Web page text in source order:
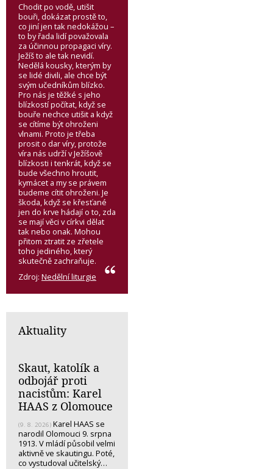
Chodit po vodě, utišit
bouři, dokázat prostě to,
co jiní jen tak nedokážou –
to by řada lidí považovala
za účinnou propagaci víry.
Ježíš to ale tak nevidí.
Nedělá kousky, kterým by
se lidé divili, ale chce být
svým učedníkům blízko.
Pro nás je těžké s jeho
blízkostí počítat, když se
bouře nechce utišit a když
se cítíme být ohroženi
vlnami. Proto je třeba
prosit o dar víry, protože
víra nás udrží v Ježíšově
blízkosti i tenkrát, když se
bude všechno hroutit,
kymácet a my se právem
budeme cítit ohroženi. Je
škoda, když se křesťané
jen do krve hádají o to, zda
se mají věci v církvi dělat
tak nebo onak. Mohou
přitom ztratit ze zřetele
toho jediného, který
skutečně zachraňuje.
Zdroj: Nedělní liturgie
Aktuality
Skaut, katolík a
odbojář proti
nacistům: Karel
HAAS z Olomouce
(9. 8. 2026) Karel HAAS se
narodil Olomouci 9. srpna
1913. V mládí působil velmi
aktivně ve skautingu. Poté,
co vystudoval učitelský…